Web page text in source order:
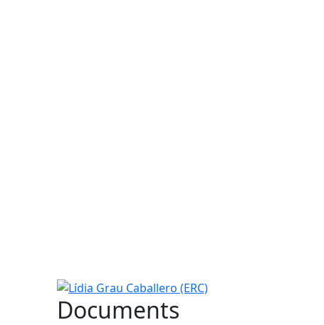
Lídia Grau Caballero (ERC)
Documents